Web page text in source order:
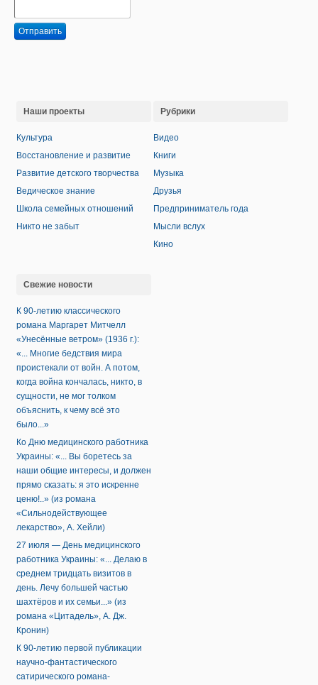
Отправить
Наши проекты
Культура
Восстановление и развитие
Развитие детского творчества
Ведическое знание
Школа семейных отношений
Никто не забыт
Рубрики
Видео
Книги
Музыка
Друзья
Предприниматель года
Мысли вслух
Кино
Свежие новости
К 90-летию классического
романа Маргарет Митчелл
«Унесённые ветром» (1936 г.):
«... Многие бедствия мира
проистекали от войн. А потом,
когда война кончалась, никто, в
сущности, не мог толком
объяснить, к чему всё это
было...»
Ко Дню медицинского работника
Украины: «... Вы боретесь за
наши общие интересы, и должен
прямо сказать: я это искренне
ценю!..» (из романа
«Сильнодействующее
лекарство», А. Хейли)
27 июля — День медицинского
работника Украины: «... Делаю в
среднем тридцать визитов в
день. Лечу большей частью
шахтёров и их семьи...» (из
романа «Цитадель», А. Дж.
Кронин)
К 90-летию первой публикации
научно-фантастического
сатирического романа-